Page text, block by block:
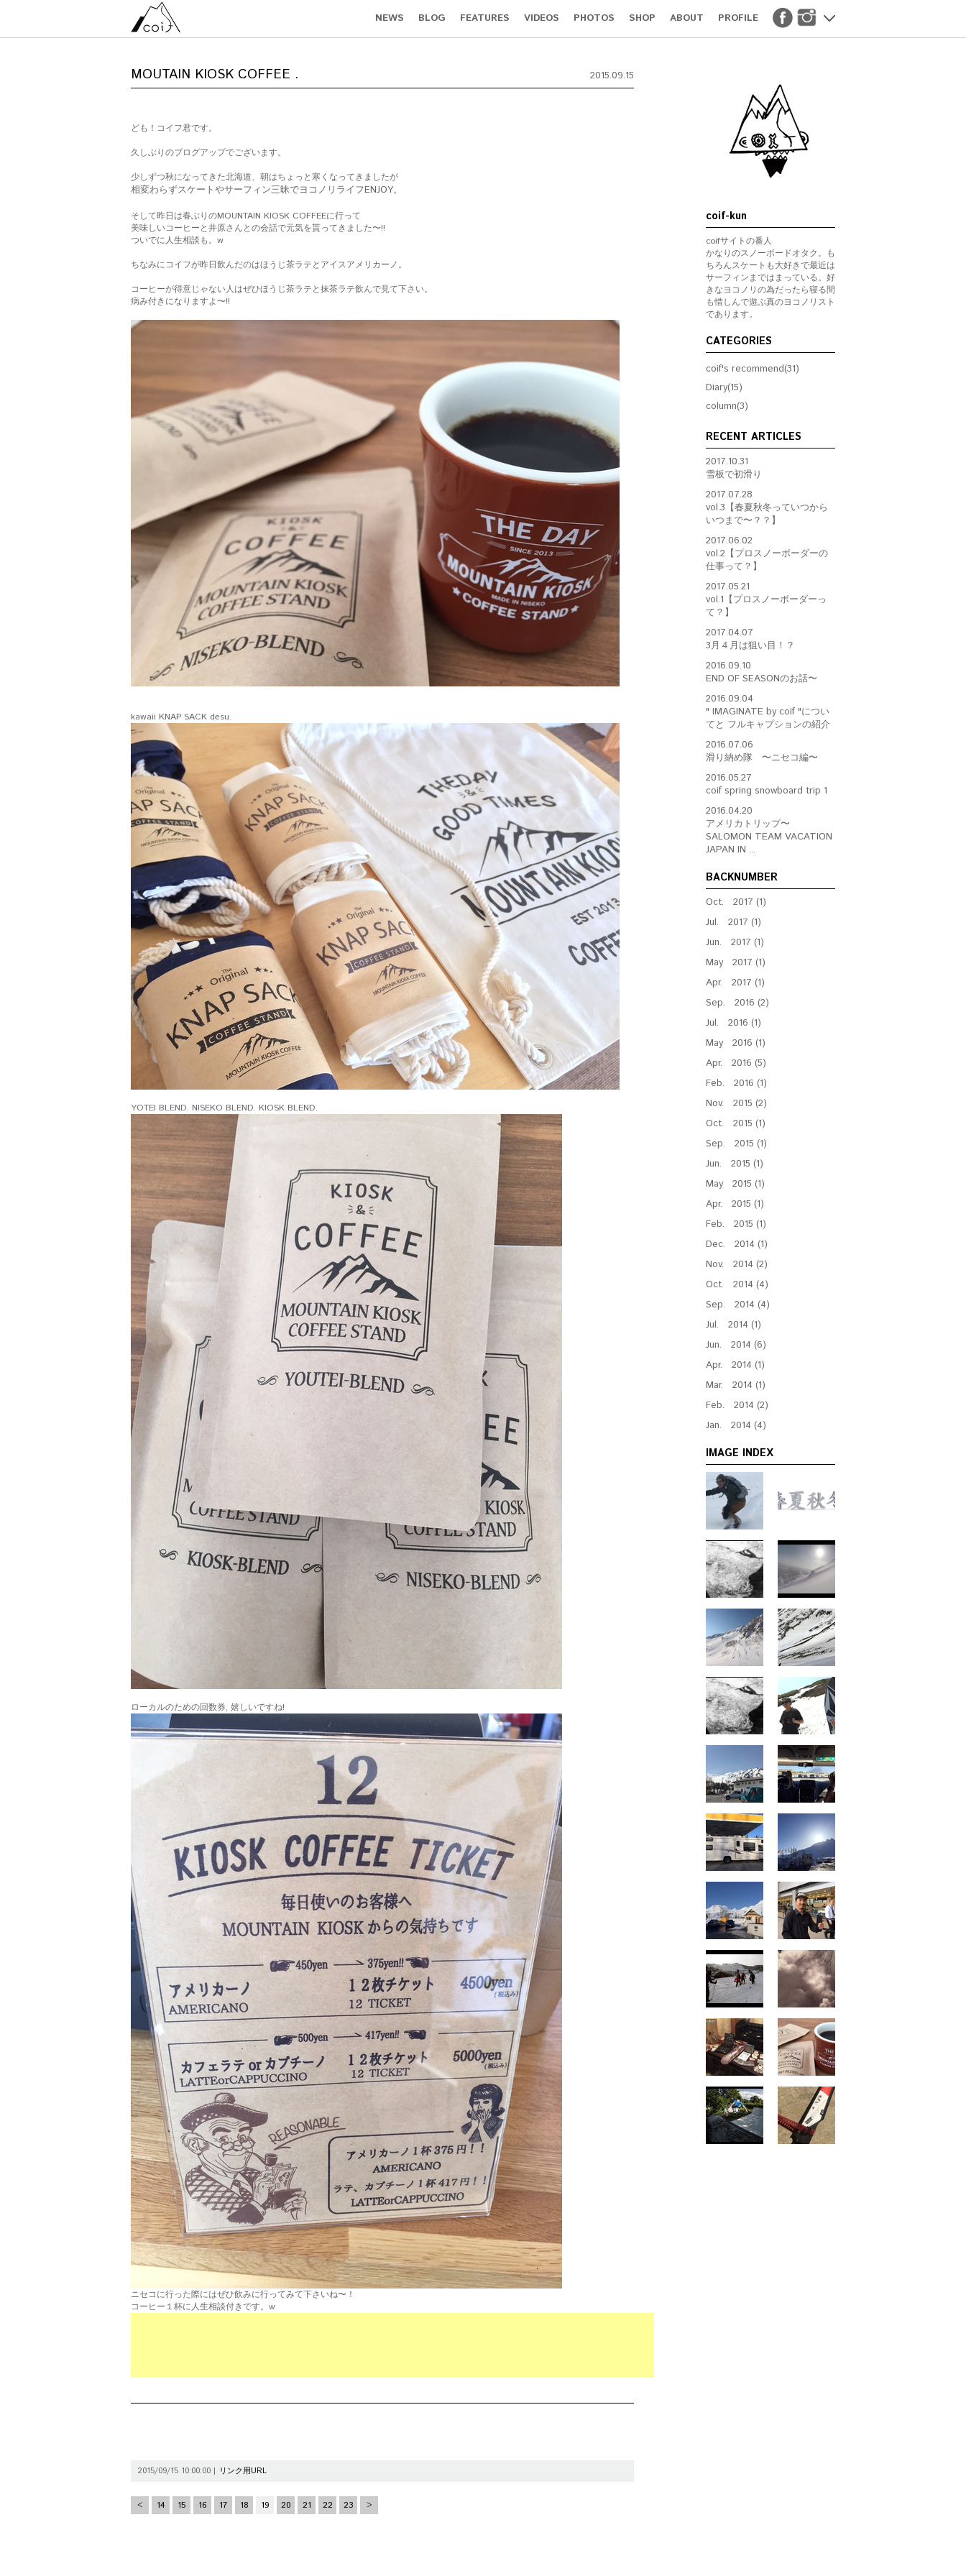
NEWS BLOG FEATURES VIDEOS PHOTOS SHOP ABOUT PROFILE
MOUTAIN KIOSK COFFEE . 2015.09.15
ども！コイフ君です。
久しぶりのブログアップでございます。
少しずつ秋になってきた北海道、朝はちょっと寒くなってきましたが
相変わらずスケートやサーフィン三昧でヨコノリライフENJOY。
そして昨日は春ぶりのMOUNTAIN KIOSK COFFEEに行って
美味しいコーヒーと井原さんとの会話で元気を貰ってきました〜!!
ついでに人生相談も。w
ちなみにコイフが昨日飲んだのはほうじ茶ラテとアイスアメリカーノ。
コーヒーが得意じゃない人はぜひほうじ茶ラテと抹茶ラテ飲んで見て下さい。
病み付きになりますよ〜!!
kawaii KNAP SACK desu.
YOTEI BLEND. NISEKO BLEND. KIOSK BLEND.
ローカルのための回数券, 嬉しいですね!
ニセコに行った際にはぜひ飲みに行ってみて下さいね〜！
コーヒー１杯に人生相談付きです。w
2015/09/15 10:00:00 | リンク用URL
< 14 15 16 17 18 19 20 21 22 23 >
coif-kun
coifサイトの番人
かなりのスノーボードオタク。も
ちろんスケートも大好きで最近は
サーフィンまではまっている。好
きなヨコノリの為だったら寝る間
も惜しんで遊ぶ真のヨコノリスト
であります。
CATEGORIES
coif's recommend(31)
Diary(15)
column(3)
RECENT ARTICLES
2017.10.31
雪板で初滑り
2017.07.28
vol.3【春夏秋冬っていつから
いつまで〜？？】
2017.06.02
vol.2【プロスノーボーダーの
仕事って？】
2017.05.21
vol.1【プロスノーボーダーっ
て？】
2017.04.07
3月４月は狙い目！？
2016.09.10
END OF SEASONのお話〜
2016.09.04
" IMAGINATE by coif "につい
てと フルキャプションの紹介
2016.07.06
滑り納め隊 〜ニセコ編〜
2016.05.27
coif spring snowboard trip 1
2016.04.20
アメリカトリップ〜
SALOMON TEAM VACATION
JAPAN IN ...
BACKNUMBER
Oct. 2017 (1)
Jul. 2017 (1)
Jun. 2017 (1)
May 2017 (1)
Apr. 2017 (1)
Sep. 2016 (2)
Jul. 2016 (1)
May 2016 (1)
Apr. 2016 (5)
Feb. 2016 (1)
Nov. 2015 (2)
Oct. 2015 (1)
Sep. 2015 (1)
Jun. 2015 (1)
May 2015 (1)
Apr. 2015 (1)
Feb. 2015 (1)
Dec. 2014 (1)
Nov. 2014 (2)
Oct. 2014 (4)
Sep. 2014 (4)
Jul. 2014 (1)
Jun. 2014 (6)
Apr. 2014 (1)
Mar. 2014 (1)
Feb. 2014 (2)
Jan. 2014 (4)
IMAGE INDEX